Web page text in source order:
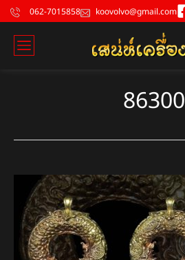
062-7015858 koovolvo@gmail.com
86300